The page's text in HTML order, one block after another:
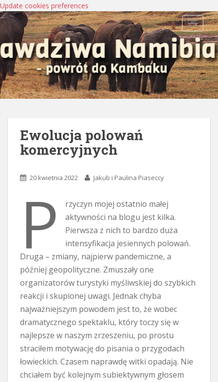
Update cookies preferences
Ewolucja polowań
komercyjnych
20 kwietnia 2022 Jakub i Paulina Piaseccy
P
rzyczyn mojej ostatnio małej
aktywności na blogu jest kilka.
Pierwsza z nich to bardzo duża
intensyfikacja jesiennych polowań.
Druga – zmiany, najpierw pandemiczne, a
później geopolityczne. Zmuszały one
organizatorów turystyki myśliwskiej do szybkich
reakcji i skupionej uwagi. Jednak chyba
najważniejszym powodem jest to, że wobec
dramatycznego spektaklu, który toczy się w
najlepsze w naszym zrzeszeniu, po prostu
straciłem motywację do pisania o przygodach
łowieckich. Czasem naprawdę witki opadają. Nie
chciałem być kolejnym subiektywnym głosem